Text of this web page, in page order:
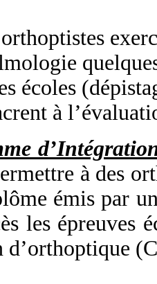
écoles
à
à des
émis par
les épreuves
d’orthoptique